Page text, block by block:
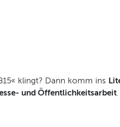
klingt? Dann komm ins
und Öffentlichkeitsarbeit.